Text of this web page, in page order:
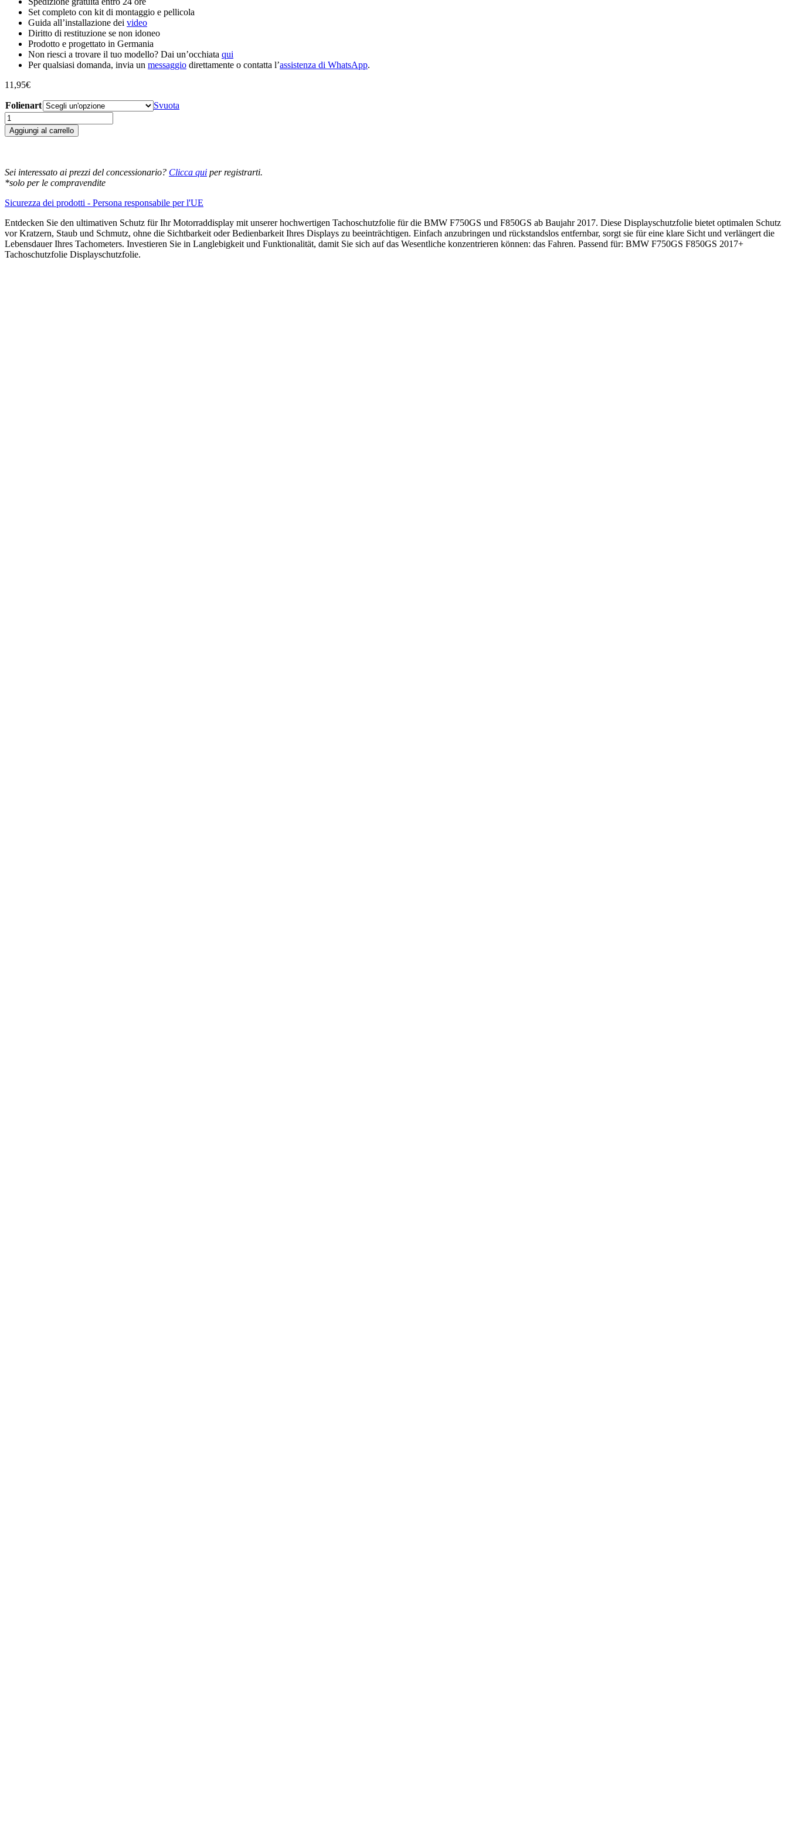
Set completo con kit di montaggio e pellicola
Guida all’installazione dei video
Diritto di restituzione se non idoneo
Prodotto e progettato in Germania
Non riesci a trovare il tuo modello? Dai un’occhiata qui
Per qualsiasi domanda, invia un messaggio direttamente o contatta l’assistenza di WhatsApp.
11,95€
Folienart
Svuota
BMW
F750GS
F850GS
Displayschutzfolie
quantità
Aggiungi al carrello
Sei interessato ai prezzi del concessionario? Clicca qui per registrarti.
*solo per le compravendite
Sicurezza dei prodotti - Persona responsabile per l'UE
Entdecken Sie den ultimativen Schutz für Ihr Motorraddisplay mit unserer hochwertigen Tachoschutzfolie für die BMW F750GS und F850GS ab Baujahr 2017. Diese Displayschutzfolie bietet optimalen Schutz
vor Kratzern, Staub und Schmutz, ohne die Sichtbarkeit oder Bedienbarkeit Ihres Displays zu beeinträchtigen. Einfach anzubringen und rückstandslos entfernbar, sorgt sie für eine klare Sicht und verlängert die
Lebensdauer Ihres Tachometers. Investieren Sie in Langlebigkeit und Funktionalität, damit Sie sich auf das Wesentliche konzentrieren können: das Fahren. Passend für: BMW F750GS F850GS 2017+
Tachoschutzfolie Displayschutzfolie.